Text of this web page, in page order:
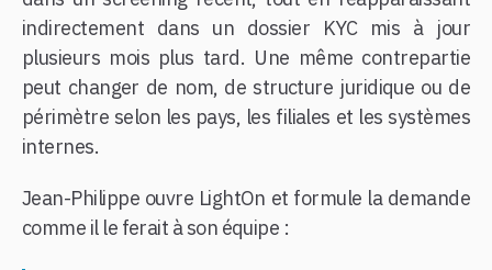
indirectement dans un dossier KYC mis à jour
plusieurs mois plus tard. Une même contrepartie
peut changer de nom, de structure juridique ou de
périmètre selon les pays, les filiales et les systèmes
internes.
Jean-Philippe ouvre LightOn et formule la demande
comme il le ferait à son équipe :